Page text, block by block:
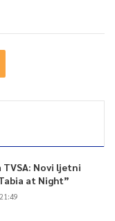
TVSA: Novi ljetni
at Night”